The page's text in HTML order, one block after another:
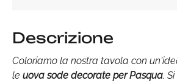
Descrizione
Coloriamo la nostra tavola con
le uova sode decorate per Pasqua.